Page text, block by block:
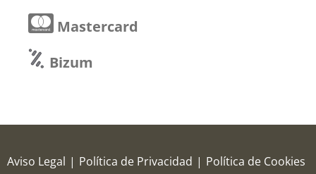
Mastercard
Bizum
Aviso Legal | Política de Privacidad | Política de Cookies